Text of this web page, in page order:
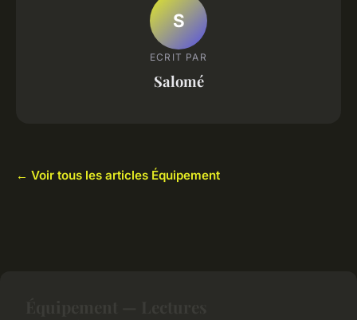
S
ECRIT PAR
Salomé
← Voir tous les articles Équipement